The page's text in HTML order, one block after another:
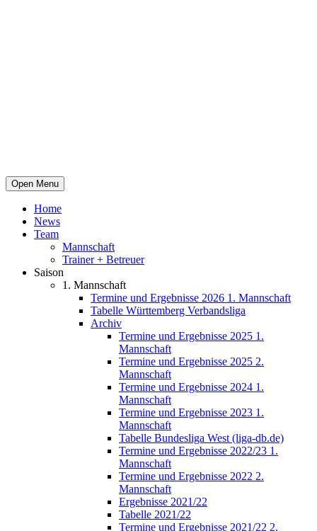
Open Menu
Home
News
Team
Mannschaft
Trainer + Betreuer
Saison
1. Mannschaft
Termine und Ergebnisse 2026 1. Mannschaft
Tabelle Württemberg Verbandsliga
Archiv
Termine und Ergebnisse 2025 1.
Mannschaft
Termine und Ergebnisse 2025 2.
Mannschaft
Termine und Ergebnisse 2024 1.
Mannschaft
Termine und Ergebnisse 2023 1.
Mannschaft
Tabelle Bundesliga West (liga-db.de)
Termine und Ergebnisse 2022/23 1.
Mannschaft
Termine und Ergebnisse 2022 2.
Mannschaft
Ergebnisse 2021/22
Tabelle 2021/22
Termine und Ergebnisse 2021/22 2.